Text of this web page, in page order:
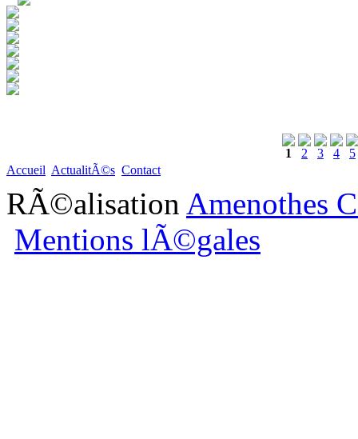
1 2 3 4
5
Accueil ActualitÃ©s Contact
RÃ©alisation Amenothes
Mentions lÃ©gales